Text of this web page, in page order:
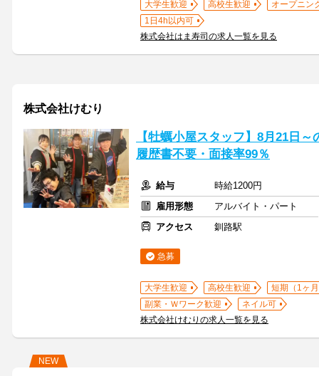
大学生歓迎 高校生歓迎
オープニン
1日4h以内可
株式会社はま寿司の求人一覧を見る
株式会社けむり
【牡蠣小屋スタッフ】8月21日
履歴書不要・面接率99％
給与
時給1200円
雇用形態
アルバイト・パート
アクセス
釧路駅
急募
大学生歓迎 高校生歓迎
短期（1ヶ
副業・Ｗワーク歓迎
ネイル可
株式会社けむりの求人一覧を見る
NEW